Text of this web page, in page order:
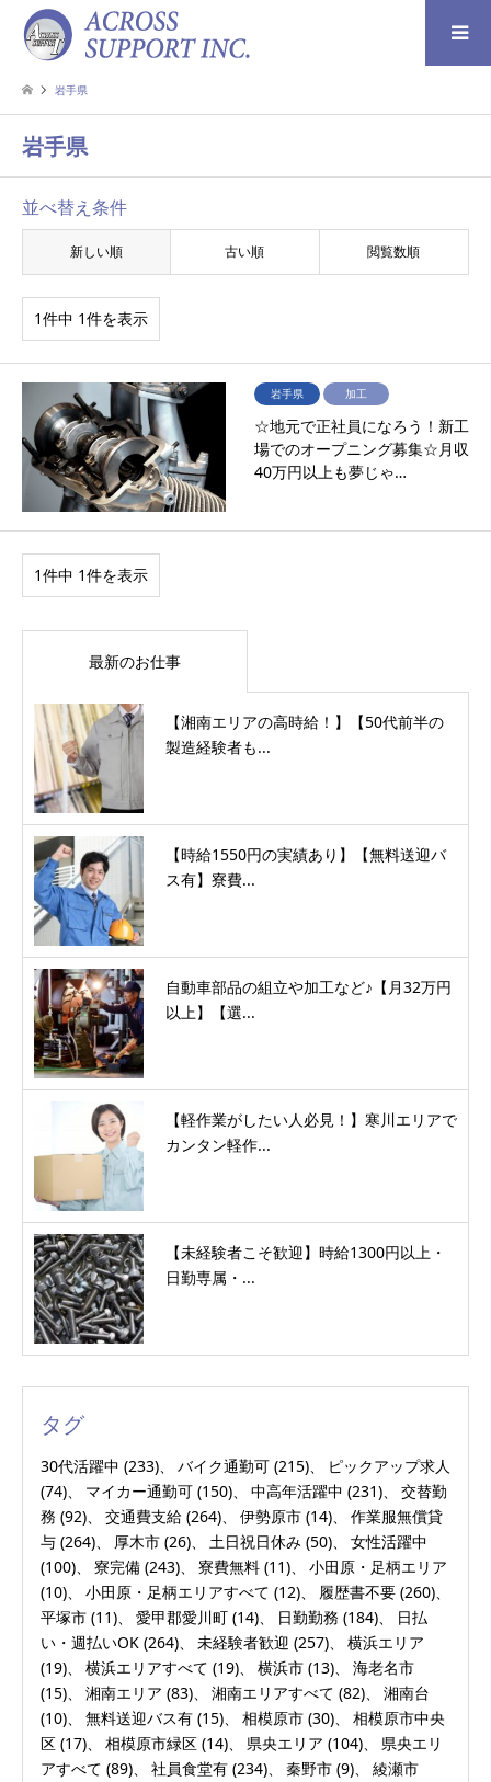
検索
岩手県
岩手県
並べ替え条件
新しい順 古い順 閲覧数順
1件中 1件を表示
岩手県 加工
☆地元で正社員になろう！新工
場でのオープニング募集☆月収
40万円以上も夢じゃ…
1件中 1件を表示
最新のお仕事
【湘南エリアの高時給！】【50代前半の
製造経験者も...
【時給1550円の実績あり】【無料送迎バ
ス有】寮費...
自動車部品の組立や加工など♪【月32万円
以上】【選...
【軽作業がしたい人必見！】寒川エリアで
カンタン軽作...
【未経験者こそ歓迎】時給1300円以上・
日勤専属・...
タグ
30代活躍中 (233) バイク通勤可 (215)
ピックアップ求人
(74)
マイカー通勤可 (150) 中高年活躍中 (231)
交替勤
務 (92) 交通費支給 (264) 伊勢原市 (14)
作業服無償貸
与 (264) 厚木市 (26) 土日祝日休み (50)
女性活躍中
(100)
寮完備 (243) 寮費無料 (11)
小田原・足柄エリア
(10)
小田原・足柄エリアすべて (12) 履歴書不要 (260)
平塚市 (11) 愛甲郡愛川町 (14) 日勤勤務 (184)
日払
い・週払いOK (264) 未経験者歓迎 (257)
横浜エリア
(19)
横浜エリアすべて (19) 横浜市 (13)
海老名市
(15)
湘南エリア (83) 湘南エリアすべて (82)
湘南台
(10)
無料送迎バス有 (15) 相模原市 (30)
相模原市中央
区 (17) 相模原市緑区 (14) 県央エリア (104)
県央エリ
アすべて (89) 社員食堂有 (234) 秦野市 (9)
綾瀬市